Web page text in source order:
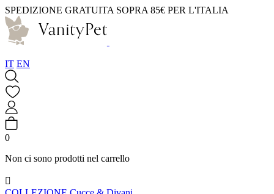
SPEDIZIONE GRATUITA SOPRA 85€ PER L'ITALIA
IT EN
0
Non ci sono prodotti nel carrello
